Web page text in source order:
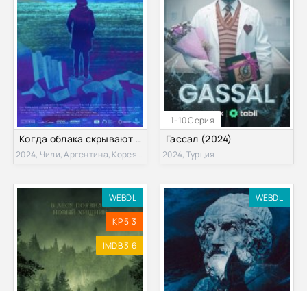
Когда облака скрывают тень (2024)
2024, Чили, Аргентина, Корея Южная
1-10 Серия
Гассал (2024)
2024, Турция
WEBDL
KP 5.3
IMDB 3.6
WEBDL